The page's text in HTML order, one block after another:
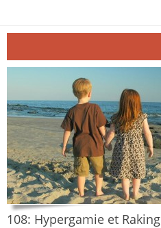
108: Hypergamie et Raking